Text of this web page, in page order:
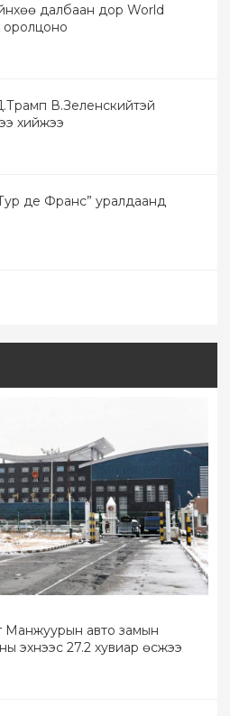
далбаан дор World
оролцоно
В.Зеленскийтэй
хийжээ
де Франс” уралдаанд
Манжуурын авто замын
эхнээс 27.2 хувиар өсжээ